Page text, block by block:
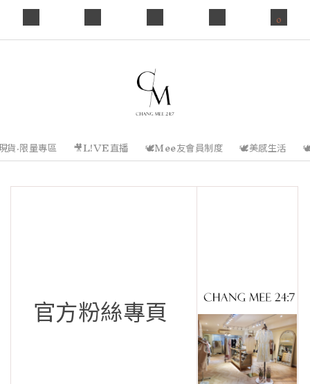
0
·限量專區 🎥L!VE直播 🕊️Mee友會員制度 🕊️美感生活
官方粉絲專頁